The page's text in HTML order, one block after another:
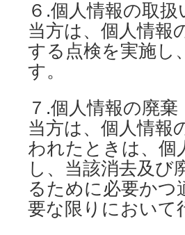
６ .個人情報の取
当方は、個人情報
する点検を実施し
す。
７ .個人情報の廃棄
当方は、個人情報
われたときは、個
し、当該消去及び
るために必要かつ
要な限りにおいて